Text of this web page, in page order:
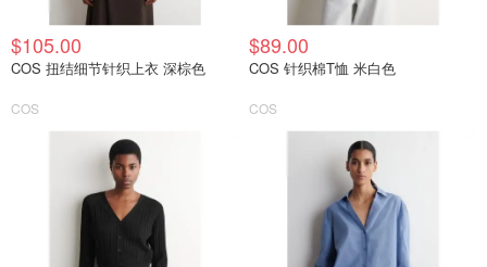
$105.00
COS 扭结细节针织上衣 深棕色
COS
$89.00
COS 针织棉T恤 米白色
COS